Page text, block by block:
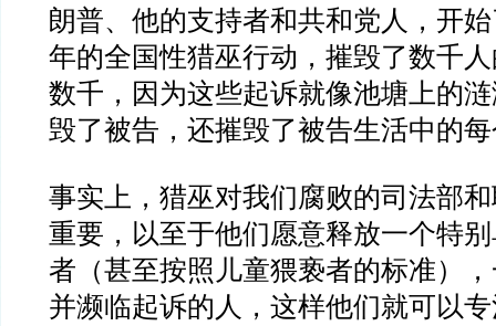
朗普、他的支持者和共和党人，开
年的全国性猎巫行动，摧毁了数千
数千，因为这些起诉就像池塘上的
毁了被告，还摧毁了被告生活中的
事实上，猎巫对我们腐败的司法部
重要，以至于他们愿意释放一个特
者（甚至按照儿童猥亵者的标准）
并濒临起诉的人，这样他们就可以